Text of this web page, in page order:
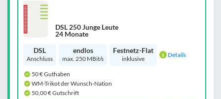
DSL 250 Junge Leute
24 Monate
DSL
Anschluss
endlos
max. 250 MBit/s
Festnetz-Flat
inklusive
Details
50 € Guthaben
WM-Trikot der Wunsch-Nation
50,00 € Gutschrift